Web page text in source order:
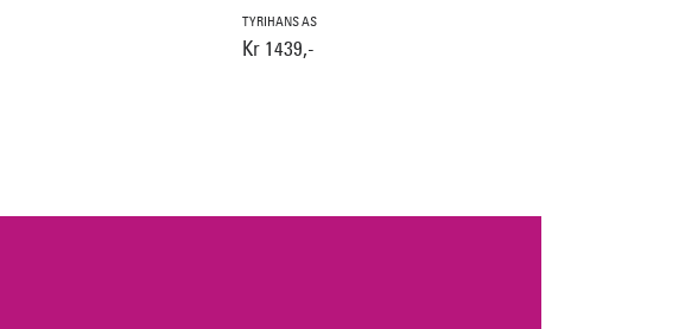
TYRIHANS AS
Kr 1439,-